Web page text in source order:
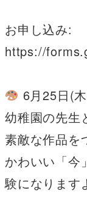
お申し込み:
https://
6月25日(
幼稚園の先生
素敵な作品を
かわいい「今
験になります